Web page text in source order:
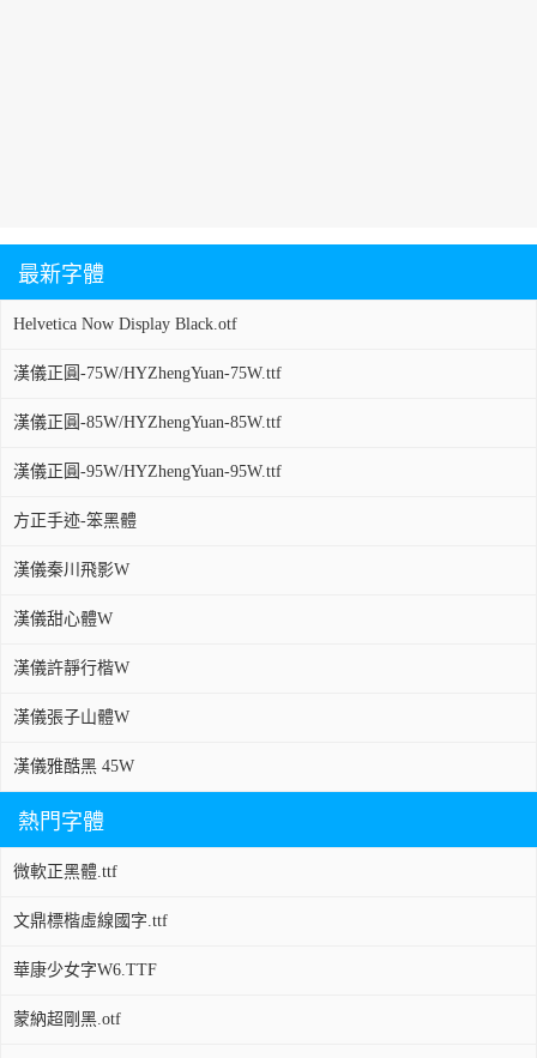
最新字體
Helvetica Now Display Black.otf
漢儀正圓-75W/HYZhengYuan-75W.ttf
漢儀正圓-85W/HYZhengYuan-85W.ttf
漢儀正圓-95W/HYZhengYuan-95W.ttf
方正手迹-笨黑體
漢儀秦川飛影W
漢儀甜心體W
漢儀許靜行楷W
漢儀張子山體W
漢儀雅酷黑 45W
熱門字體
微軟正黑體.ttf
文鼎標楷虛線國字.ttf
華康少女字W6.TTF
蒙納超剛黑.otf